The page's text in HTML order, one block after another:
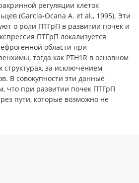
регуляции клеток
(Garcia-Ocana A. et al., 1995). Эти
о роли ПТГрП в развитии почек и
ПТГрП локализуется
области при
тогда как PTH1R в основном
структурах, за исключением
В совокупности эти данные
что при развитии почек ПТГрП
пути, которые возможно не